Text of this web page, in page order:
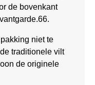
de bovenkant
niet te
traditionele vilt
de originele